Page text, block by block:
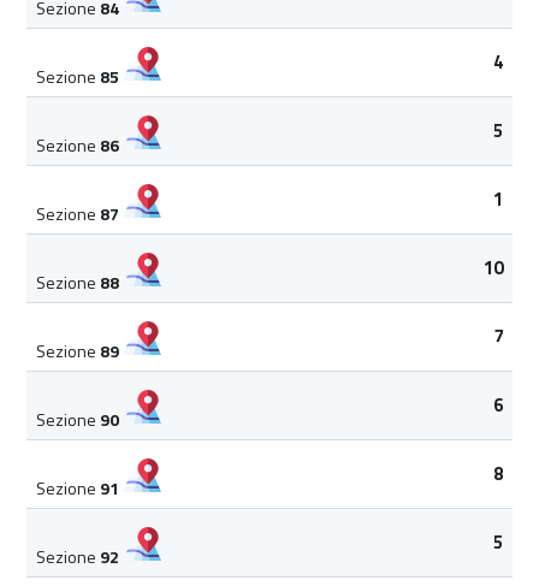
Sezione 84
Sezione 85
4
Sezione 86
5
Sezione 87
1
Sezione 88
10
Sezione 89
7
Sezione 90
6
Sezione 91
8
Sezione 92
5